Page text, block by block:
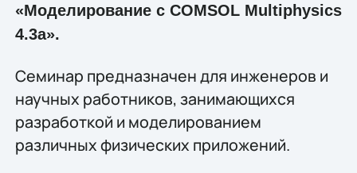
«Моделирование с COMSOL Multiphysics
4.3a».
Семинар предназначен для инженеров и
научных работников, занимающихся
разработкой и моделированием
различных физических приложений.